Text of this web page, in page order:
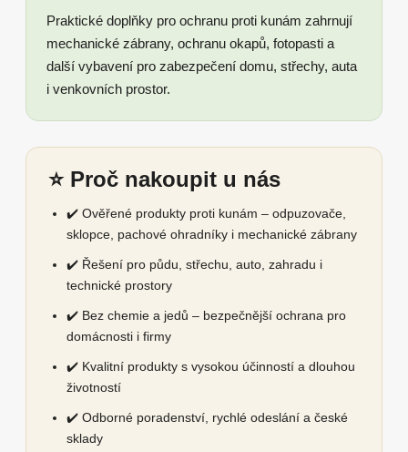
Praktické doplňky pro ochranu proti kunám zahrnují
mechanické zábrany, ochranu okapů, fotopasti a
další vybavení pro zabezpečení domu, střechy, auta
i venkovních prostor.
⭐ Proč nakoupit u nás
✔️ Ověřené produkty proti kunám – odpuzovače,
sklopce, pachové ohradníky i mechanické zábrany
✔️ Řešení pro půdu, střechu, auto, zahradu i
technické prostory
✔️ Bez chemie a jedů – bezpečnější ochrana pro
domácnosti i firmy
✔️ Kvalitní produkty s vysokou účinností a dlouhou
životností
✔️ Odborné poradenství, rychlé odeslání a české
sklady